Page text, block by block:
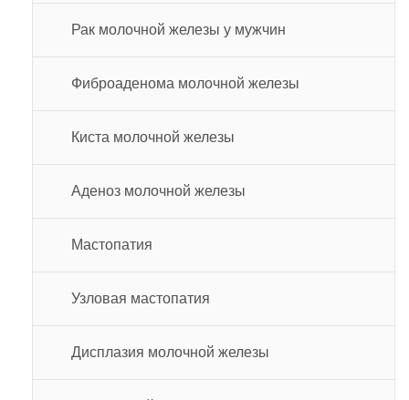
Рак молочной железы у мужчин
Фиброаденома молочной железы
Киста молочной железы
Аденоз молочной железы
Мастопатия
Узловая мастопатия
Дисплазия молочной железы